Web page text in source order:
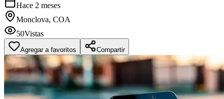
Hace 2 meses
Monclova, COA
50Vistas
Agregar a favoritos Compartir